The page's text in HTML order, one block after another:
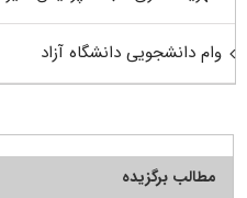
وام دانشجویی دانشگاه آزاد
مطالب برگزیده